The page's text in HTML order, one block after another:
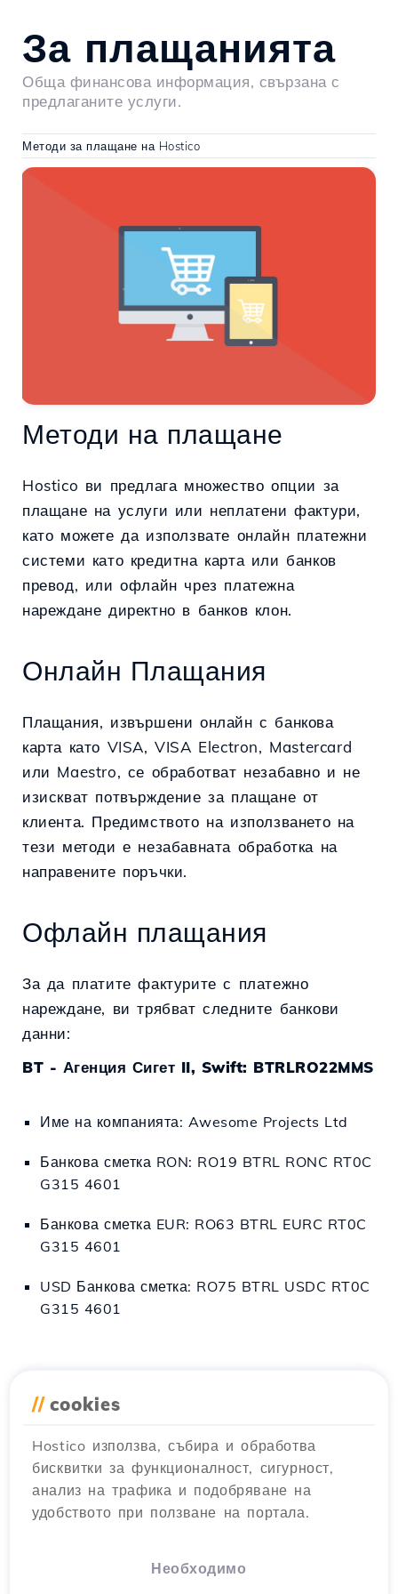
За плащанията
Обща финансова информация, свързана с
предлаганите услуги.
Методи за плащане на Hostico
Методи на плащане
Hostico ви предлага множество опции за
плащане на услуги или неплатени фактури,
като можете да използвате онлайн платежни
системи като кредитна карта или банков
превод, или офлайн чрез платежна
нареждане директно в банков клон.
Онлайн Плащания
Плащания, извършени онлайн с банкова
карта като VISA, VISA Electron, Mastercard
или Maestro, се обработват незабавно и не
изискват потвърждение за плащане от
клиента. Предимството на използването на
тези методи е незабавната обработка на
направените поръчки.
Офлайн плащания
За да платите фактурите с платежно
нареждане, ви трябват следните банкови
данни:
BT - Агенция Сигет II, Swift: BTRLRO22MMS
Име на компанията: Awesome Projects Ltd
Банкова сметка RON: RO19 BTRL RONC RT0C
G315 4601
Банкова сметка EUR: RO63 BTRL EURC RT0C
G315 4601
USD Банкова сметка: RO75 BTRL USDC RT0C
G315 4601
директен банков трансфер до клон, е
необходимо да потвърдите плащането си,
като изпратите копие на разписката на
имейл адрес commercial@hostico.com, и
поръчаните услуги ще бъдат активирани
// cookies
Hostico използва, събира и обработва
бисквитки за функционалност, сигурност,
анализ на трафика и подобряване на
удобството при ползване на портала.
Необходимо